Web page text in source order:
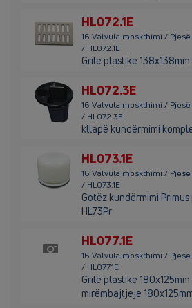
HL072.1E
16 Valvula moskthimi /
/ HL072.1E
Grilë plastike 138x138mm
HL072.3E
16 Valvula moskthimi /
/ HL072.3E
kllapë kundërmimi
HL073.1E
16 Valvula moskthimi /
/ HL073.1E
Gotëz kundërmimi
HL73Pr
HL077.1E
16 Valvula moskthimi /
/ HL077.1E
Grilë plastike
mirëmbajtjeje